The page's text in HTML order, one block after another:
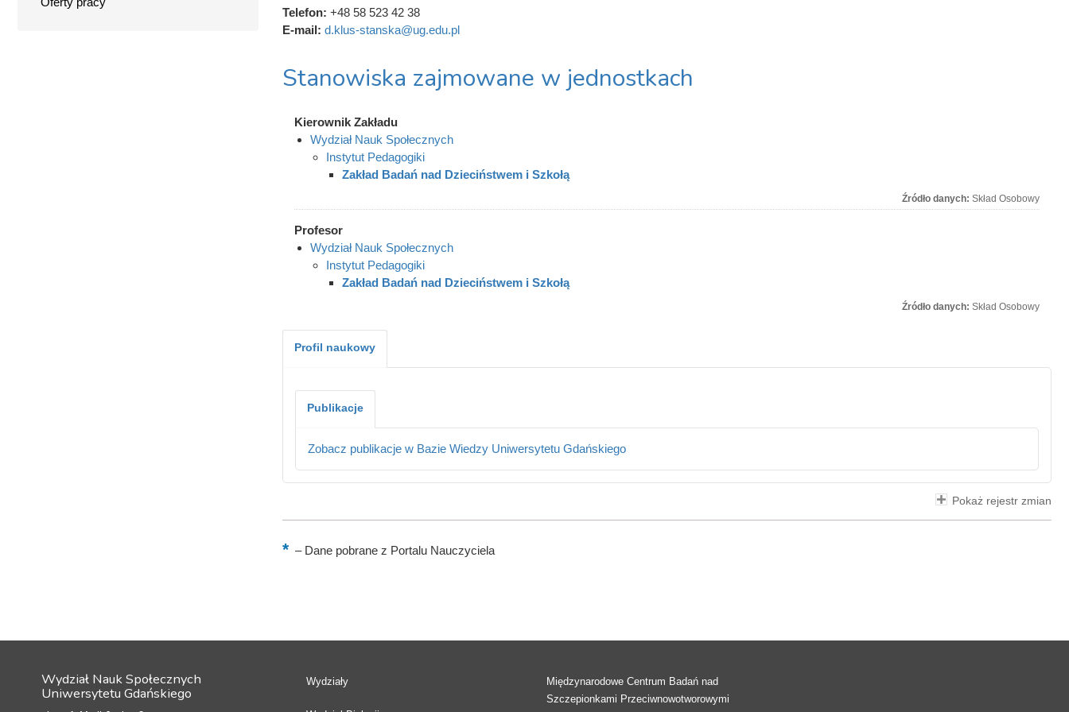
Telefon: +48 58 523 42 38
E-mail: d.klus-stanska@ug.edu.pl
Stanowiska zajmowane w jednostkach
Kierownik Zakładu
Wydział Nauk Społecznych
Instytut Pedagogiki
Zakład Badań nad Dzieciństwem i Szkołą
Źródło danych: Skład Osobowy
Profesor
Wydział Nauk Społecznych
Instytut Pedagogiki
Zakład Badań nad Dzieciństwem i Szkołą
Źródło danych: Skład Osobowy
Profil naukowy
Publikacje
Zobacz publikacje w Bazie Wiedzy Uniwersytetu Gdańskiego
Pokaż rejestr zmian
–Dane pobrane z Portalu Nauczyciela
Wydział Nauk Społecznych
Uniwersytetu Gdańskiego
Wydziały
Międzynarodowe Centrum Badań nad
Szczepionkami Przeciwnowotworowymi